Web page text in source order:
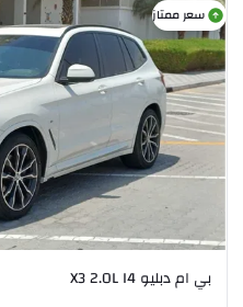
سعر ممتاز
بي ام دبليو X3 2.0L I4